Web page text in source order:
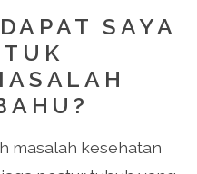
SAYA
masalah kesehatan